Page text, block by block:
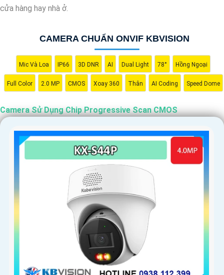
cửa hàng hay nhà ở.
CAMERA CHUẨN ONVIF KBVISION
Mic Và Loa IP66 3D DNR AI Dual Light 78° Hồng Ngoại
Full Color 2.0 MP CMOS Xoay 360 Thân AI Coding Speed Dome
Camera Sử Dụng Chip Progressive Scan CMOS